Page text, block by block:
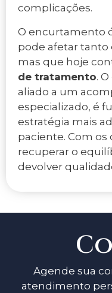
complicações.
O encurtamento
pode afetar tanto
mas que hoje
de tratamento.
aliado a um
especializado, é
estratégia mais
paciente. Com os
recuperar o
devolver
Agende sua
atendimento